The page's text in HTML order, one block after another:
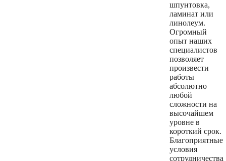
шпунтовка,
ламинат или
линолеум.
Огромный
опыт наших
специалистов
позволяет
произвести
работы
абсолютно
любой
сложности на
высочайшем
уровне в
короткий срок.
Благоприятные
условия
сотрудничества